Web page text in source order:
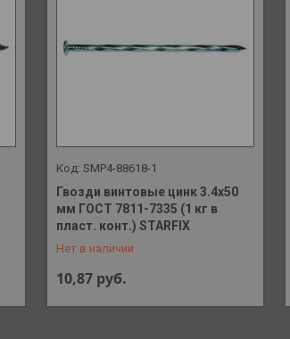
SMP4-88618-1
Гвозди винтовые цинк 3.4х50
мм ГОСТ 7811-7335 (1 кг в
пласт. конт.) STARFIX
Нет в наличии
10,87 руб.
+375 (29) 648-41-90